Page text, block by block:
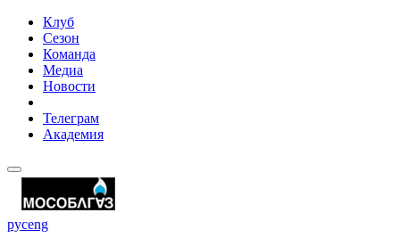
Клуб
Сезон
Команда
Медиа
Новости
Телеграм
Академия
русeng